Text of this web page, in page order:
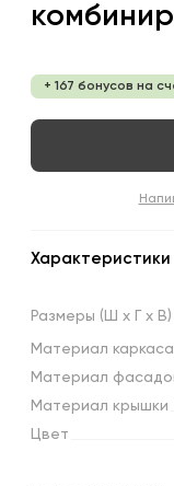
+ 167 бонусов на
Характеристики
Размеры (Ш х х В)
Материал каркаса
Материал
Материал крышки
Цвет